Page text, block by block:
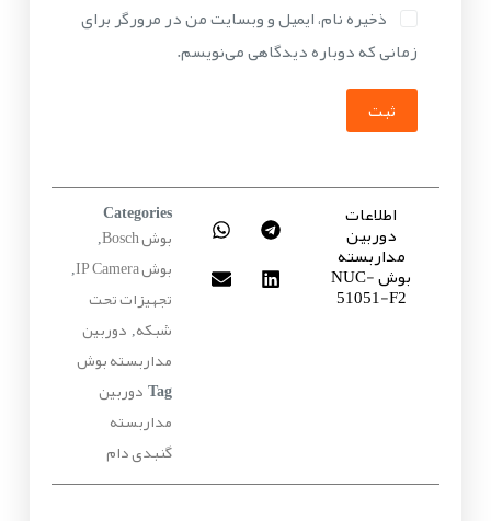
ذخیره نام، ایمیل و وبسایت من در مرورگر برای
زمانی که دوباره دیدگاهی می‌نویسم.
ثبت
اطلاعات
دوربین
مداربسته
بوش NUC-
51051-F2
Categories
بوش Bosch ,
بوش IP Camera ,
تجهیزات تحت
شبکه, دوربین
مداربسته بوش
Tag دوربین
مداربسته
گنبدی دام